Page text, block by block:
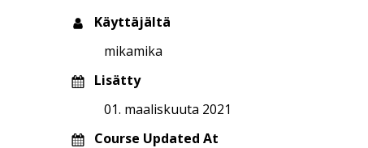
Käyttäjältä
mikamika
Lisätty
01. maaliskuuta 2021
Course Updated At